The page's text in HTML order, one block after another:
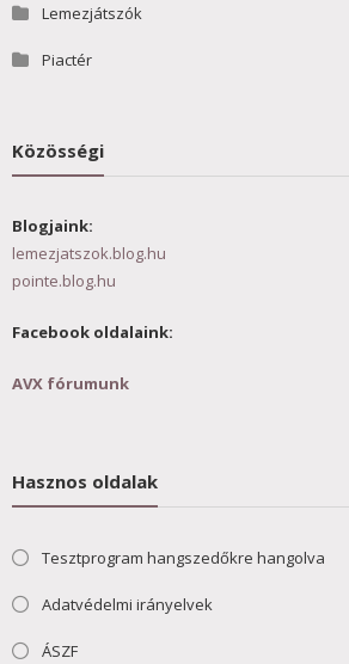
Lemezjátszók
Piactér
Közösségi
Blogjaink:
lemezjatszok.blog.hu
pointe.blog.hu
Facebook oldalaink:
AVX fórumunk
Hasznos oldalak
Tesztprogram hangszedőkre hangolva
Adatvédelmi irányelvek
ÁSZF